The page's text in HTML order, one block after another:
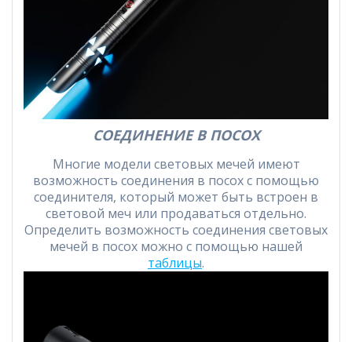
СОЕДИНЕНИЕ В ПОСОХ
Многие модели световых мечей имеют
возможность соединения в посох с помощью
соединителя, который может быть встроен в
световой меч или продаваться отдельно.
Определить возможность соединения световых
мечей в посох можно с помощью нашей
таблицы.